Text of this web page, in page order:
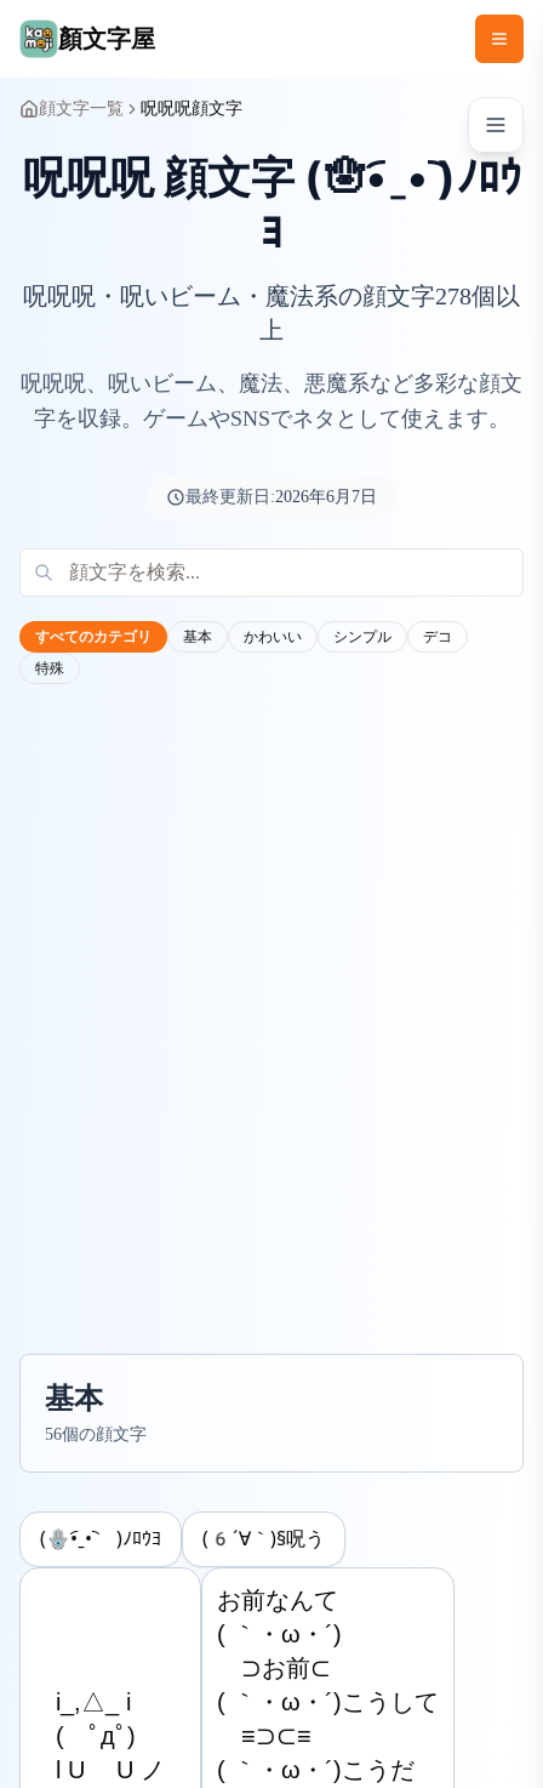
顏文字屋
顔文字一覧 呪呪呪顔文字
呪呪呪 顔文字 (🪬•︠ˍ•︡ )ﾉﾛｳ
ﾖ
呪呪呪・呪いビーム・魔法系の顔文字278個以
上
呪呪呪、呪いビーム、魔法、悪魔系など多彩な顔文
字を収録。ゲームやSNSでネタとして使えます。
最終更新日:2026年6月7日
すべてのカテゴリ 基本 かわいい シンプル
デコ
特殊
基本
56個の顔文字
(🪬•︠ˍ•︡ )ﾉﾛｳﾖ (6´∀｀)§呪う
i_,△_ i
(　ﾟдﾟ)
l U 　U ノ
お前なんて
( ｀・ω・´)
⊃お前⊂
( ｀・ω・´)こうして
≡⊃⊂≡
( ｀・ω・´)こうだ